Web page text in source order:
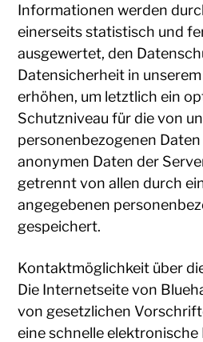
Informationen werden
einerseits statistisch und
ausgewertet, den
Datensicherheit in
erhöhen, um letztlich ein
Schutzniveau für die von
personenbezogenen
anonymen Daten der
getrennt von allen durch
angegebenen
gespeichert.
Kontaktmöglichkeit über
Die Internetseite von
von gesetzlichen
eine schnelle